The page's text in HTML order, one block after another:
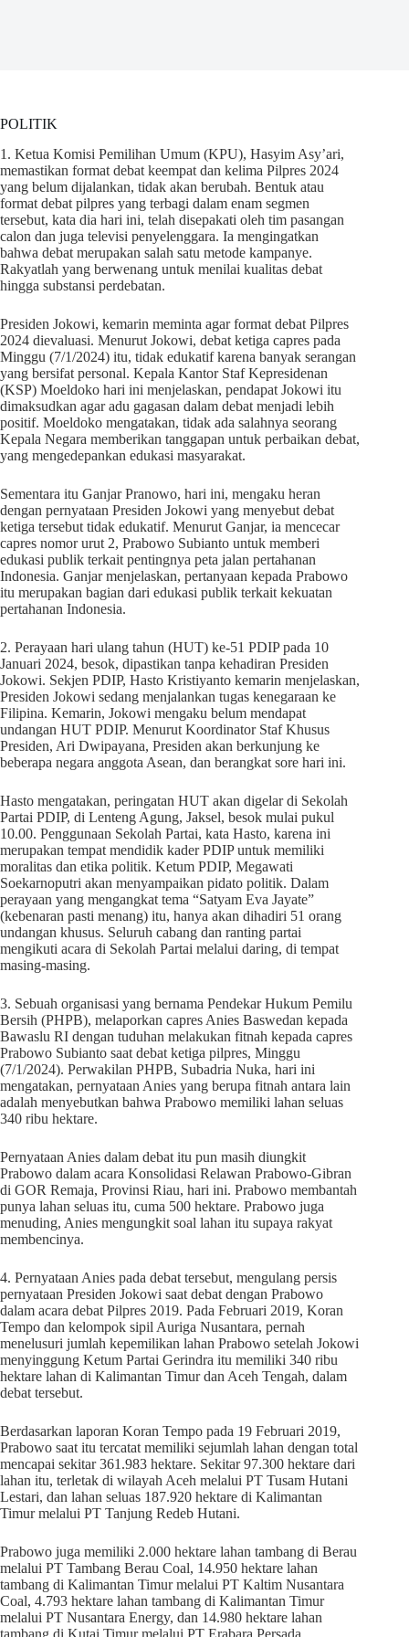
POLITIK
1. Ketua Komisi Pemilihan Umum (KPU), Hasyim Asy’ari,
memastikan format debat keempat dan kelima Pilpres 2024
yang belum dijalankan, tidak akan berubah. Bentuk atau
format debat pilpres yang terbagi dalam enam segmen
tersebut, kata dia hari ini, telah disepakati oleh tim pasangan
calon dan juga televisi penyelenggara. Ia mengingatkan
bahwa debat merupakan salah satu metode kampanye.
Rakyatlah yang berwenang untuk menilai kualitas debat
hingga substansi perdebatan.
Presiden Jokowi, kemarin meminta agar format debat Pilpres
2024 dievaluasi. Menurut Jokowi, debat ketiga capres pada
Minggu (7/1/2024) itu, tidak edukatif karena banyak serangan
yang bersifat personal. Kepala Kantor Staf Kepresidenan
(KSP) Moeldoko hari ini menjelaskan, pendapat Jokowi itu
dimaksudkan agar adu gagasan dalam debat menjadi lebih
positif. Moeldoko mengatakan, tidak ada salahnya seorang
Kepala Negara memberikan tanggapan untuk perbaikan debat,
yang mengedepankan edukasi masyarakat.
Sementara itu Ganjar Pranowo, hari ini, mengaku heran
dengan pernyataan Presiden Jokowi yang menyebut debat
ketiga tersebut tidak edukatif. Menurut Ganjar, ia mencecar
capres nomor urut 2, Prabowo Subianto untuk memberi
edukasi publik terkait pentingnya peta jalan pertahanan
Indonesia. Ganjar menjelaskan, pertanyaan kepada Prabowo
itu merupakan bagian dari edukasi publik terkait kekuatan
pertahanan Indonesia.
2. Perayaan hari ulang tahun (HUT) ke-51 PDIP pada 10
Januari 2024, besok, dipastikan tanpa kehadiran Presiden
Jokowi. Sekjen PDIP, Hasto Kristiyanto kemarin menjelaskan,
Presiden Jokowi sedang menjalankan tugas kenegaraan ke
Filipina. Kemarin, Jokowi mengaku belum mendapat
undangan HUT PDIP. Menurut Koordinator Staf Khusus
Presiden, Ari Dwipayana, Presiden akan berkunjung ke
beberapa negara anggota Asean, dan berangkat sore hari ini.
Hasto mengatakan, peringatan HUT akan digelar di Sekolah
Partai PDIP, di Lenteng Agung, Jaksel, besok mulai pukul
10.00. Penggunaan Sekolah Partai, kata Hasto, karena ini
merupakan tempat mendidik kader PDIP untuk memiliki
moralitas dan etika politik. Ketum PDIP, Megawati
Soekarnoputri akan menyampaikan pidato politik. Dalam
perayaan yang mengangkat tema “Satyam Eva Jayate”
(kebenaran pasti menang) itu, hanya akan dihadiri 51 orang
undangan khusus. Seluruh cabang dan ranting partai
mengikuti acara di Sekolah Partai melalui daring, di tempat
masing-masing.
3. Sebuah organisasi yang bernama Pendekar Hukum Pemilu
Bersih (PHPB), melaporkan capres Anies Baswedan kepada
Bawaslu RI dengan tuduhan melakukan fitnah kepada capres
Prabowo Subianto saat debat ketiga pilpres, Minggu
(7/1/2024). Perwakilan PHPB, Subadria Nuka, hari ini
mengatakan, pernyataan Anies yang berupa fitnah antara lain
adalah menyebutkan bahwa Prabowo memiliki lahan seluas
340 ribu hektare.
Pernyataan Anies dalam debat itu pun masih diungkit
Prabowo dalam acara Konsolidasi Relawan Prabowo-Gibran
di GOR Remaja, Provinsi Riau, hari ini. Prabowo membantah
punya lahan seluas itu, cuma 500 hektare. Prabowo juga
menuding, Anies mengungkit soal lahan itu supaya rakyat
membencinya.
4. Pernyataan Anies pada debat tersebut, mengulang persis
pernyataan Presiden Jokowi saat debat dengan Prabowo
dalam acara debat Pilpres 2019. Pada Februari 2019, Koran
Tempo dan kelompok sipil Auriga Nusantara, pernah
menelusuri jumlah kepemilikan lahan Prabowo setelah Jokowi
menyinggung Ketum Partai Gerindra itu memiliki 340 ribu
hektare lahan di Kalimantan Timur dan Aceh Tengah, dalam
debat tersebut.
Berdasarkan laporan Koran Tempo pada 19 Februari 2019,
Prabowo saat itu tercatat memiliki sejumlah lahan dengan total
mencapai sekitar 361.983 hektare. Sekitar 97.300 hektare dari
lahan itu, terletak di wilayah Aceh melalui PT Tusam Hutani
Lestari, dan lahan seluas 187.920 hektare di Kalimantan
Timur melalui PT Tanjung Redeb Hutani.
Prabowo juga memiliki 2.000 hektare lahan tambang di Berau
melalui PT Tambang Berau Coal, 14.950 hektare lahan
tambang di Kalimantan Timur melalui PT Kaltim Nusantara
Coal, 4.793 hektare lahan tambang di Kalimantan Timur
melalui PT Nusantara Energy, dan 14.980 hektare lahan
tambang di Kutai Timur melalui PT Erabara Persada